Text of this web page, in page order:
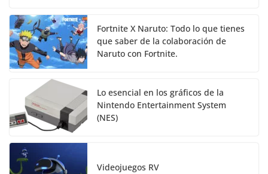
Fortnite X Naruto: Todo lo que tienes
que saber de la colaboración de
Naruto con Fortnite.
Lo esencial en los gráficos de la
Nintendo Entertainment System
(NES)
Videojuegos RV